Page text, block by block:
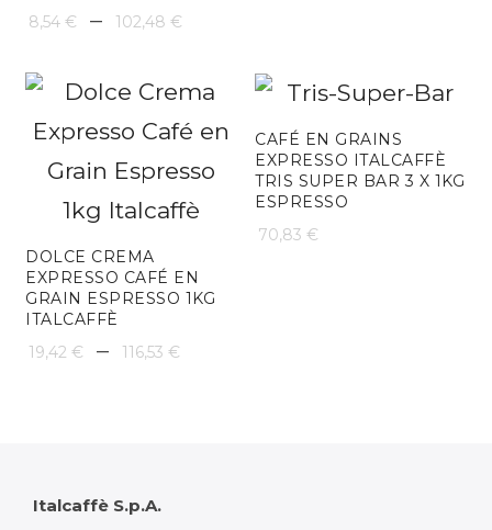
8,54 € – 102,48 €
prix :
8,54 €
à
102,48 €
DOLCE CREMA
EXPRESSO CAFÉ EN
GRAIN ESPRESSO 1KG
ITALCAFFÈ
19,42 € – 116,53 €
CAFÉ EN GRAINS
EXPRESSO ITALCAFFÈ
TRIS SUPER BAR 3 X 1KG
ESPRESSO
70,83 €
Italcaffè S.p.A.